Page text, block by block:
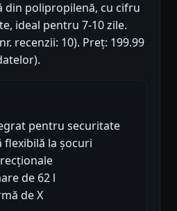
din polipropilenă, cu cifru
ideal pentru 7-10 zile.
recenzii: 10). Preț: 199.99
pentru securitate
flexibilă la șocuri
de 62 l
de X